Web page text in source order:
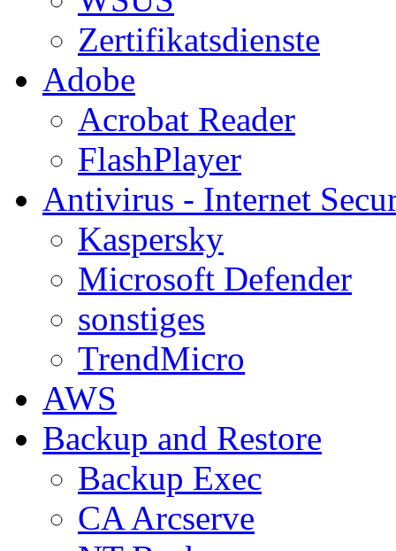
Zertifikatsdienste
Adobe
Acrobat Reader
FlashPlayer
Antivirus - Internet
Kaspersky
Microsoft Defender
sonstiges
TrendMicro
AWS
Backup and Restore
Backup Exec
CA Arcserve